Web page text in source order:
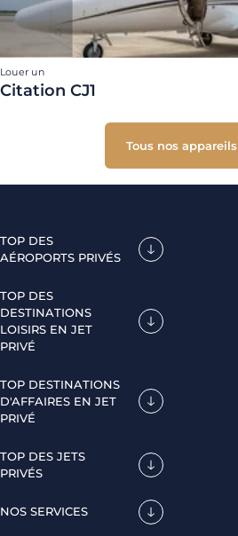
Louer un
Citation CJ1
Tous nos appareils
TOP DES
AÉROPORTS PRIVÉS
TOP DES
DESTINATIONS
LOISIRS EN JET
PRIVÉ
TOP DESTINATIONS
D'AFFAIRES EN JET
PRIVÉ
TOP DES JETS
PRIVÉS
NOS SERVICES